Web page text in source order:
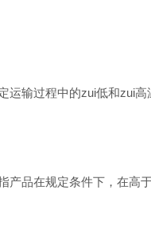
运输过程中的zui低和zui高
品在规定条件下，在高